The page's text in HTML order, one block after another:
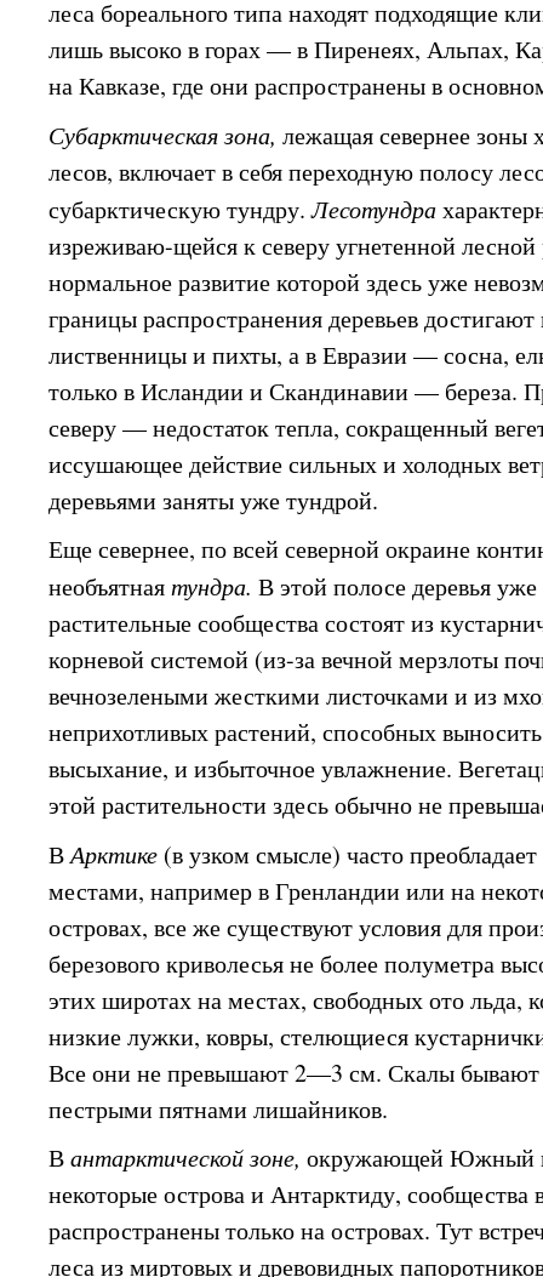
леса бореального типа находят подходящие
лишь высоко в горах — в Пиренеях, Альпах,
на Кавказе, где они распространены в
Субарктическая зона,лежащая севернее зоны
лесов, включает в себя переходную полосу
субарктическую тундру.Лесотундра
изреживаю-щейся к северу угнетенной
нормальное развитие которой здесь уже
границы распространения деревьев
лиственницы и пихты, а в Евразии — сосна,
только в Исландии и Скандинавии — береза.
северу — недостаток тепла, сокращенный
иссушающее действие сильных и холодных
деревьями заняты уже тундрой.
Еще севернее, по всей северной окраине
необъятнаятундра.В этой полосе деревья уже
растительные сообщества состоят из
корневой системой (из-за вечной мерзлоты
вечнозелеными жесткими листочками и из
неприхотливых растений, способных
высыхание, и избыточное увлажнение.
этой растительности здесь обычно не
ВАрктике (в узком смысле) часто
местами, например в Гренландии или на
островах, все же существуют условия для
березового криволесья не более полуметра
этих широтах на местах, свободных ото льда,
низкие лужки, ковры, стелющиеся
Все они не превышают 2—3 см. Скалы
пестрыми пятнами лишайников.
Вантарктической зоне,окружающей Южный
некоторые острова и Антарктиду,
распространены только на островах. Тут
леса из миртовых и древовидных